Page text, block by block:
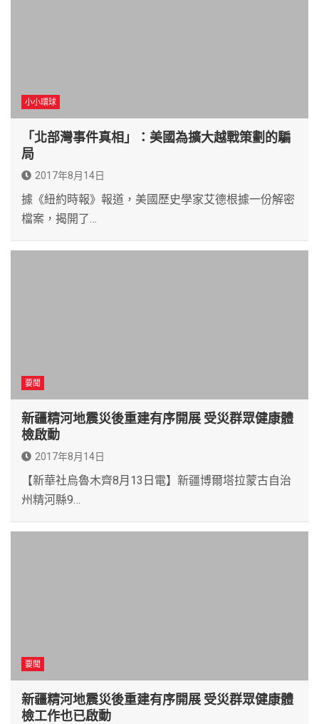
小小環球
「北部灣事件真相」：美國為擴大越戰策劃的騙
局
2017年8月14日
據《紐約時報》報道，美國歷史學家艾德根據一份解密
檔案，揭開了…
要聞
新疆精河地震災後重建有序開展 受災群眾健康體
檢啟動
2017年8月14日
【新華社烏魯木齊8月13日電】新疆博爾塔拉蒙古自治
州精河縣9…
要聞
新疆精河地震災後重建有序開展 受災群眾健康體
檢工作也已啟動